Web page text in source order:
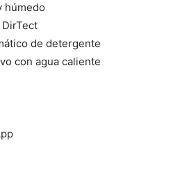
húmedo
de detergente
con agua caliente